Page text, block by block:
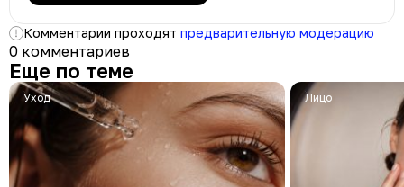
Комментарии проходят предварительную модерацию
0 комментариев
Еще по теме
Уход Лицо